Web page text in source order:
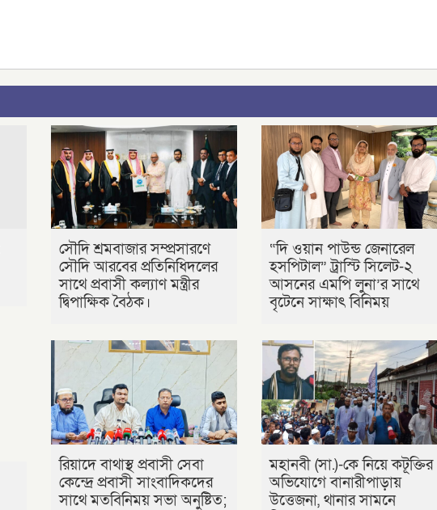
সৌদি শ্রমবাজার সম্প্রসারণে
সৌদি আরবের প্রতিনিধিদলের
সাথে প্রবাসী কল্যাণ মন্ত্রীর
দ্বিপাক্ষিক বৈঠক।
“দি ওয়ান পাউন্ড জেনারেল
হসপিটাল” ট্রাস্টি সিলেট-২
আসনের এমপি লুনা’র সা‌থে
বৃটেনে সাক্ষাৎ বিনিময়
রিয়াদে বাথাস্থ প্রবাসী সেবা
কেন্দ্রে প্রবাসী সাংবাদিকদের
সাথে মতবিনিময় সভা অনুষ্টিত;
মহানবী (সা.)-কে নিয়ে কটূক্তির
অভিযোগে বানারীপাড়ায়
উত্তেজনা, থানার সামনে